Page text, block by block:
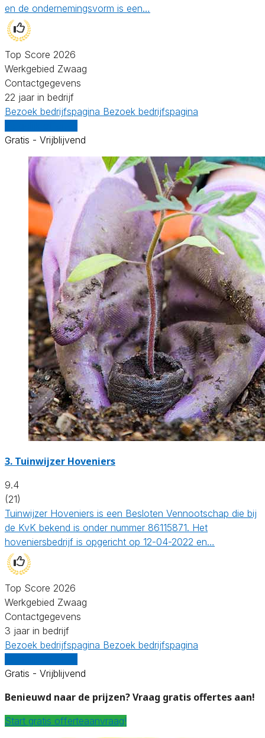
en de ondernemingsvorm is een…
Top Score 2026
Werkgebied Zwaag
Contactgegevens
22 jaar in bedrijf
Bezoek bedrijfspagina Bezoek bedrijfspagina
Gratis - Vrijblijvend
3. Tuinwijzer Hoveniers
9.4
(21)
Tuinwijzer Hoveniers is een Besloten Vennootschap die bij
de KvK bekend is onder nummer 86115871. Het
hoveniersbedrijf is opgericht op 12-04-2022 en…
Top Score 2026
Werkgebied Zwaag
Contactgegevens
3 jaar in bedrijf
Bezoek bedrijfspagina Bezoek bedrijfspagina
Gratis - Vrijblijvend
Benieuwd naar de prijzen? Vraag gratis offertes aan!
Start gratis offerteaanvraag!